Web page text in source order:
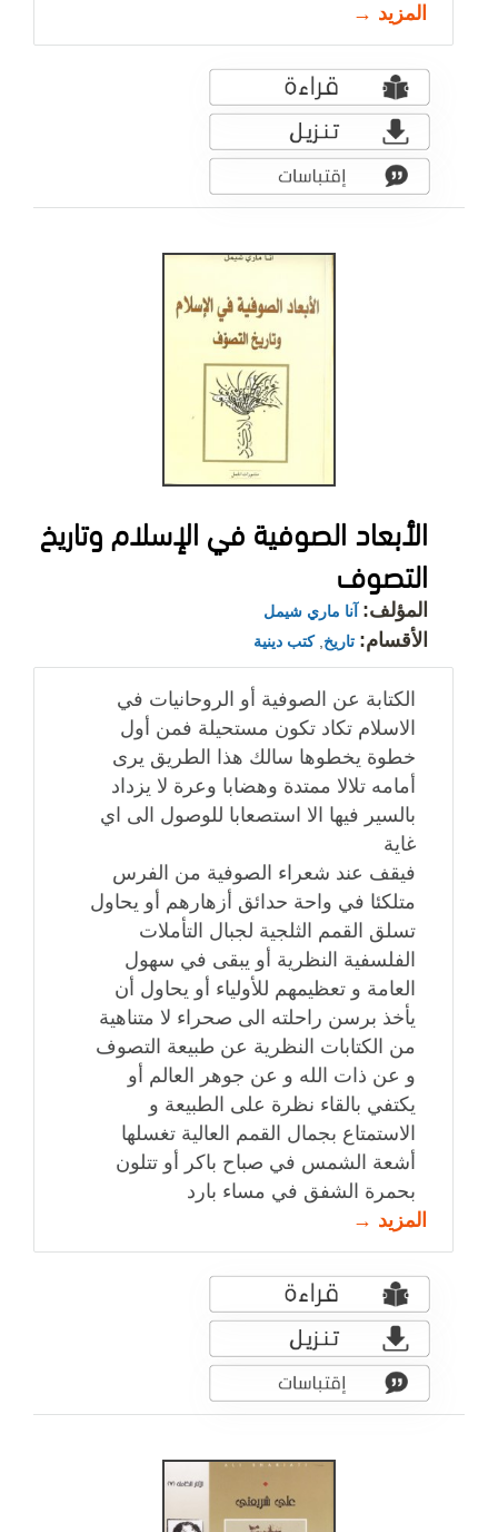
المزيد →
الأبعاد الصوفية في الإسلام وتاريخ
التصوف
المؤلف: آنا ماري شيمل
الأقسام: تاريخ ,كتب دينية
الكتابة عن الصوفية أو الروحانيات في
الاسلام تكاد تكون مستحيلة فمن أول
خطوة يخطوها سالك هذا الطريق يرى
أمامه تلالا ممتدة وهضابا وعرة لا يزداد
بالسير فيها الا استصعابا للوصول الى اي
غاية
فيقف عند شعراء الصوفية من الفرس
متلكئا في واحة حدائق أزهارهم أو يحاول
تسلق القمم الثلجية لجبال التأملات
الفلسفية النظرية أو يبقى في سهول
العامة و تعظيمهم للأولياء أو يحاول أن
يأخذ برسن راحلته الى صحراء لا متناهية
من الكتابات النظرية عن طبيعة التصوف
و عن ذات الله و عن جوهر العالم أو
يكتفي بالقاء نظرة على الطبيعة و
الاستمتاع بجمال القمم العالية تغسلها
أشعة الشمس في صباح باكر أو تتلون
بحمرة الشفق في مساء بارد
المزيد →